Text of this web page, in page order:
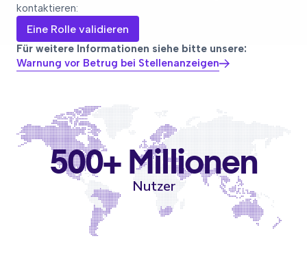
kontaktieren:
Eine Rolle validieren
Für weitere Informationen siehe bitte unsere:
Warnung vor Betrug bei Stellenanzeigen
500+ Millionen
Nutzer